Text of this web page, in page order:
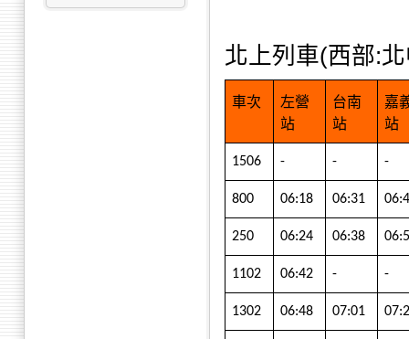
北上列車(西部:
車次
左營
站
台南
站
嘉
站
1506 - - -
800 06:18 06:31
250 06:24 06:38
1102 06:42 - -
1302 06:48 07:01